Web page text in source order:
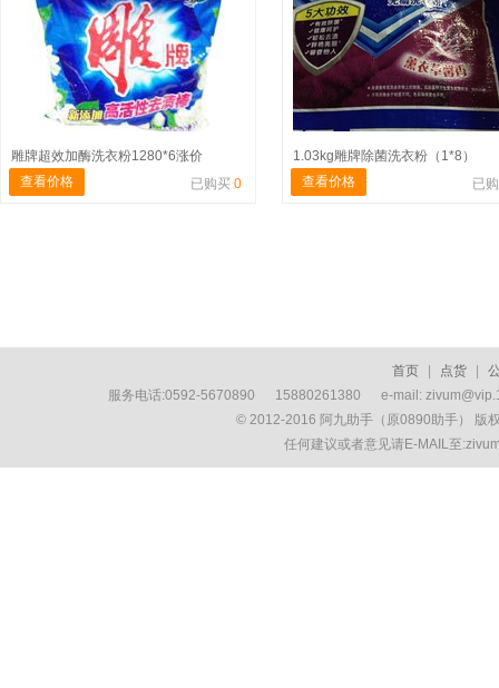
雕牌超效加酶洗衣粉1280*6涨价
查看价格
已购买 0
1.03kg雕牌除菌洗衣粉（1*8）
查看价格
已
首页 点货
服务电话:0592-5670890 15880261380 e-mail:
© 2012-2016 阿九助手（原0890助手） 版
任何建议或者意见请E-MAIL至